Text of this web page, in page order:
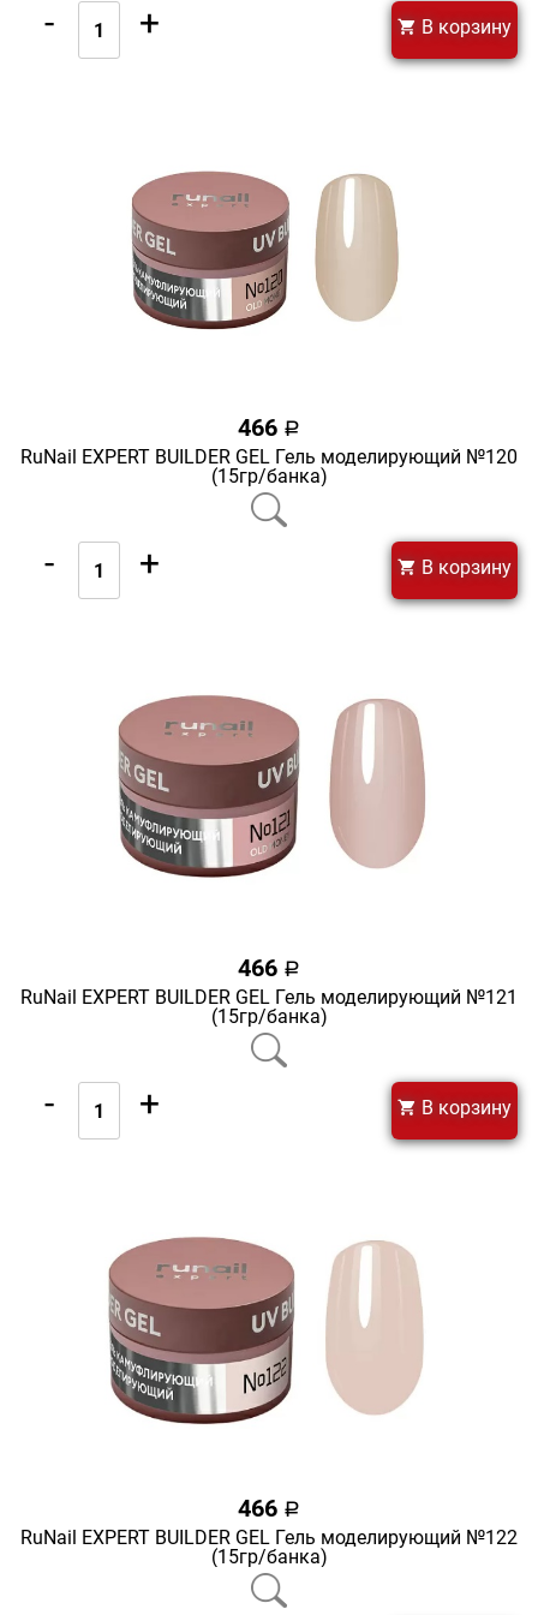
- + В корзину
466 a
RuNail EXPERT BUILDER GEL Гель моделирующий №120
(15гр/банка)
- + В корзину
466 a
RuNail EXPERT BUILDER GEL Гель моделирующий №121
(15гр/банка)
- + В корзину
466 a
RuNail EXPERT BUILDER GEL Гель моделирующий №122
(15гр/банка)